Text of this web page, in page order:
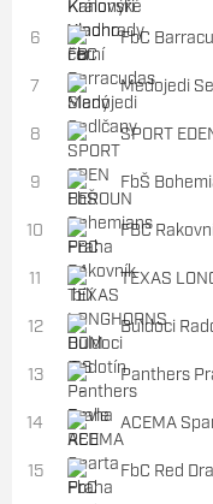
6 FbC
7 Medojedi
8 SPORT
9 FbŠ
10 FBC
11 TEXAS
12 Buldoci
13 Panthers
14 ACEMA
15 FbC Red